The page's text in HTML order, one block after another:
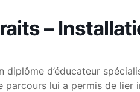
–
diplôme d’éducateur
parcours lui a permis de lier